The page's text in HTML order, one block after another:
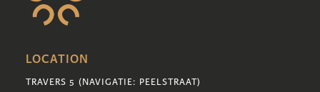
LOCATION
TRAVERS 5 (NAVIGATIE: PEELSTRAAT)